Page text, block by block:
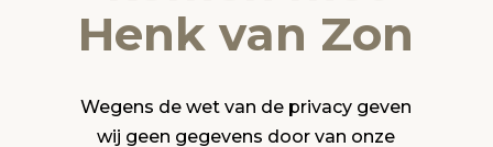
Henk van Zon
Wegens de wet van de privacy geven
wij geen gegevens door van onze